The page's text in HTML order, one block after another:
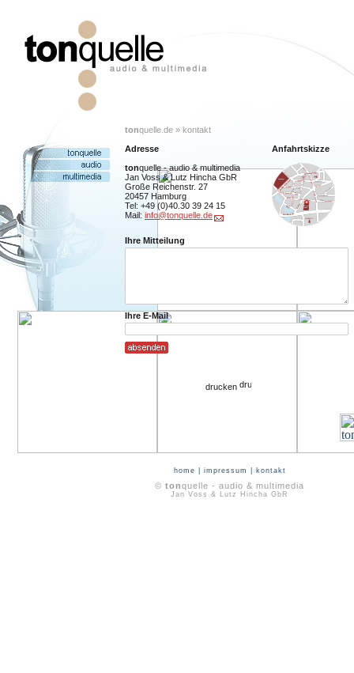
tonquelle.de » kontakt
Adresse
tonquelle - audio & multimedia
Jan Voss & Lutz Hincha GbR
Große Reichenstr. 27
20457 Hamburg
Tel: +49 (0)40.30 39 24 15
Mail: info@tonquelle.de
Anfahrtskizze
Ihre Mitteilung
Ihre E-Mail
drucken
home impressum kontakt
© tonquelle - audio & multimedia
Jan Voss & Lutz Hincha GbR